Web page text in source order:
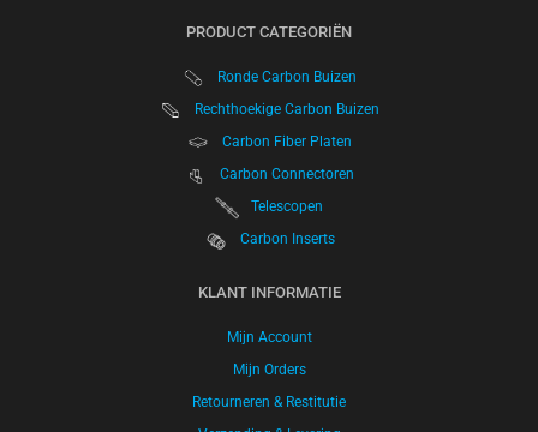
PRODUCT CATEGORIËN
Ronde Carbon Buizen
Rechthoekige Carbon Buizen
Carbon Fiber Platen
Carbon Connectoren
Telescopen
Carbon Inserts
KLANT INFORMATIE
Mijn Account
Mijn Orders
Retourneren & Restitutie